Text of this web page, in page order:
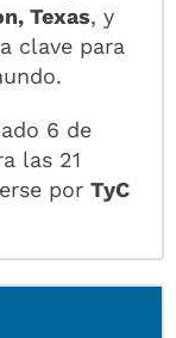
Texas, y
clave para
6 de
las 21
porTyC